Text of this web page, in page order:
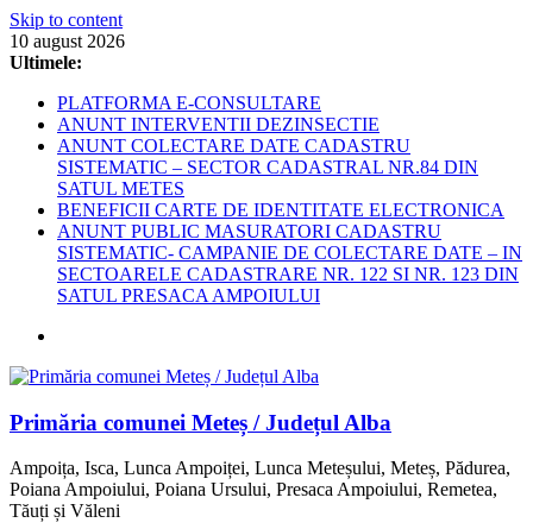
Skip to content
10 august 2026
Ultimele:
PLATFORMA E-CONSULTARE
ANUNT INTERVENTII DEZINSECTIE
ANUNT COLECTARE DATE CADASTRU
SISTEMATIC – SECTOR CADASTRAL NR.84 DIN
SATUL METES
BENEFICII CARTE DE IDENTITATE ELECTRONICA
ANUNT PUBLIC MASURATORI CADASTRU
SISTEMATIC- CAMPANIE DE COLECTARE DATE – IN
SECTOARELE CADASTRARE NR. 122 SI NR. 123 DIN
SATUL PRESACA AMPOIULUI
Primăria comunei Meteș / Județul Alba
Ampoița, Isca, Lunca Ampoiței, Lunca Meteșului, Meteș, Pădurea,
Poiana Ampoiului, Poiana Ursului, Presaca Ampoiului, Remetea,
Tăuți și Văleni